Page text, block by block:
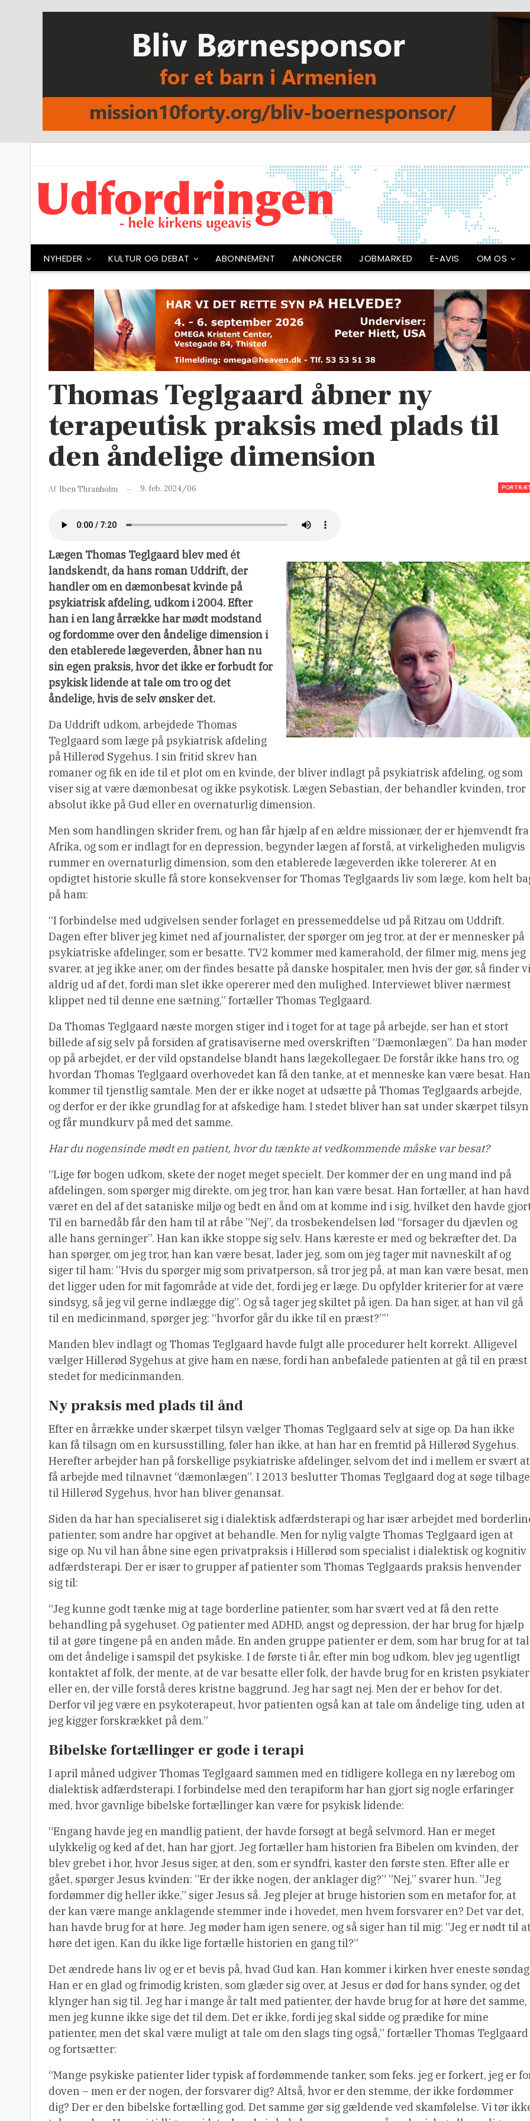
NYHEDER KULTUR OG DEBAT ABONNEMENT ANNONCER JOBMARKED E-AVIS OM OS
Thomas Teglgaard åbner ny
terapeutisk praksis med plads til
den åndelige dimension
Af Iben Thranholm 9. feb. 2024/06
Lægen Thomas Teglgaard blev med ét
landskendt, da hans roman Uddrift, der
handler om en dæmonbesat kvinde på
psykiatrisk afdeling, udkom i 2004. Efter
han i en lang årrække har mødt modstand
og fordomme over den åndelige dimension i
den etablerede lægeverden, åbner han nu
sin egen praksis, hvor det ikke er forbudt for
psykisk lidende at tale om tro og det
åndelige, hvis de selv ønsker det.
Da Uddrift udkom, arbejdede Thomas
Teglgaard som læge på psykiatrisk afdeling
på Hillerød Sygehus. I sin fritid skrev han
romaner og fik en ide til et plot om en kvinde, der bliver indlagt på psykiatrisk afdeling, og som
viser sig at være dæmonbesat og ikke psykotisk. Lægen Sebastian, der behandler kvinden, tror
absolut ikke på Gud eller en overnaturlig dimension.
Men som handlingen skrider frem, og han får hjælp af en ældre missionær, der er hjemvendt fra
Afrika, og som er indlagt for en depression, begynder lægen af forstå, at virkeligheden muligvis
rummer en overnaturlig dimension, som den etablerede lægeverden ikke tolererer. At en
opdigtet historie skulle få store konsekvenser for Thomas Teglgaards liv som læge, kom helt
på ham:
“I forbindelse med udgivelsen sender forlaget en pressemeddelse ud på Ritzau om Uddrift.
Dagen efter bliver jeg kimet ned af journalister, der spørger om jeg tror, at der er mennesker på
psykiatriske afdelinger, som er besatte. TV2 kommer med kamerahold, der filmer mig, mens jeg
svarer, at jeg ikke aner, om der findes besatte på danske hospitaler, men hvis der gør, så finder vi
aldrig ud af det, fordi man slet ikke opererer med den mulighed. Interviewet bliver nærmest
klippet ned til denne ene sætning,” fortæller Thomas Teglgaard.
Da Thomas Teglgaard næste morgen stiger ind i toget for at tage på arbejde, ser han et stort
billede af sig selv på forsiden af gratisaviserne med overskriften “Dæmonlægen”. Da han møder
op på arbejdet, er der vild opstandelse blandt hans lægekollegaer. De forstår ikke hans tro, og
hvordan Thomas Teglgaard overhovedet kan få den tanke, at et menneske kan være besat. Han
kommer til tjenstlig samtale. Men der er ikke noget at udsætte på Thomas Teglgaards arbejde,
og derfor er der ikke grundlag for at afskedige ham. I stedet bliver han sat under skærpet tilsyn
og får mundkurv på med det samme.
Har du nogensinde mødt en patient, hvor du tænkte at vedkommende måske var besat?
“Lige før bogen udkom, skete der noget meget specielt. Der kommer der en ung mand ind på
afdelingen, som spørger mig direkte, om jeg tror, han kan være besat. Han fortæller, at han
været en del af det sataniske miljø og bedt en ånd om at komme ind i sig, hvilket den havde
Til en barnedåb får den ham til at råbe ”Nej”, da trosbekendelsen lød “forsager du djævlen og
alle hans gerninger”. Han kan ikke stoppe sig selv. Hans kæreste er med og bekræfter det. Da
han spørger, om jeg tror, han kan være besat, lader jeg, som om jeg tager mit navneskilt af og
siger til ham: ”Hvis du spørger mig som privatperson, så tror jeg på, at man kan være besat, men
det ligger uden for mit fagområde at vide det, fordi jeg er læge. Du opfylder kriterier for at være
sindsyg, så jeg vil gerne indlægge dig”. Og så tager jeg skiltet på igen. Da han siger, at han vil gå
til en medicinmand, spørger jeg: “hvorfor går du ikke til en præst?””
Manden blev indlagt og Thomas Teglgaard havde fulgt alle procedurer helt korrekt. Alligevel
vælger Hillerød Sygehus at give ham en næse, fordi han anbefalede patienten at gå til en præst
stedet for medicinmanden.
Ny praksis med plads til ånd
Efter en årrække under skærpet tilsyn vælger Thomas Teglgaard selv at sige op. Da han ikke
kan få tilsagn om en kursusstilling, føler han ikke, at han har en fremtid på Hillerød Sygehus.
Herefter arbejder han på forskellige psykiatriske afdelinger, selvom det ind i mellem er svært at
få arbejde med tilnavnet “dæmonlægen”. I 2013 beslutter Thomas Teglgaard dog at søge tilbage
til Hillerød Sygehus, hvor han bliver genansat.
Siden da har han specialiseret sig i dialektisk adfærdsterapi og har især arbejdet med
patienter, som andre har opgivet at behandle. Men for nylig valgte Thomas Teglgaard igen at
sige op. Nu vil han åbne sine egen privatpraksis i Hillerød som specialist i dialektisk og kognitiv
adfærdsterapi. Der er især to grupper af patienter som Thomas Teglgaards praksis henvender
sig til:
“Jeg kunne godt tænke mig at tage borderline patienter, som har svært ved at få den rette
behandling på sygehuset. Og patienter med ADHD, angst og depression, der har brug for hjælp
til at gøre tingene på en anden måde. En anden gruppe patienter er dem, som har brug for at
om det åndelige i samspil det psykiske. I de første ti år, efter min bog udkom, blev jeg ugentligt
kontaktet af folk, der mente, at de var besatte eller folk, der havde brug for en kristen psykiater
eller en, der ville forstå deres kristne baggrund. Jeg har sagt nej. Men der er behov for det.
Derfor vil jeg være en psykoterapeut, hvor patienten også kan at tale om åndelige ting, uden at
jeg kigger forskrækket på dem.”
Bibelske fortællinger er gode i terapi
I april måned udgiver Thomas Teglgaard sammen med en tidligere kollega en ny lærebog om
dialektisk adfærdsterapi. I forbindelse med den terapiform har han gjort sig nogle erfaringer
med, hvor gavnlige bibelske fortællinger kan være for psykisk lidende:
“Engang havde jeg en mandlig patient, der havde forsøgt at begå selvmord. Han er meget
ulykkelig og ked af det, han har gjort. Jeg fortæller ham historien fra Bibelen om kvinden, der
blev grebet i hor, hvor Jesus siger, at den, som er syndfri, kaster den første sten. Efter alle er
gået, spørger Jesus kvinden: ”Er der ikke nogen, der anklager dig?” ”Nej,” svarer hun. ”Jeg
fordømmer dig heller ikke,” siger Jesus så. Jeg plejer at bruge historien som en metafor for, at
der kan være mange anklagende stemmer inde i hovedet, men hvem forsvarer en? Det var det,
han havde brug for at høre. Jeg møder ham igen senere, og så siger han til mig: ”Jeg er nødt til
høre det igen. Kan du ikke lige fortælle historien en gang til?”
Det ændrede hans liv og er et bevis på, hvad Gud kan. Han kommer i kirken hver eneste
Han er en glad og frimodig kristen, som glæder sig over, at Jesus er død for hans synder, og det
klynger han sig til. Jeg har i mange år talt med patienter, der havde brug for at høre det samme,
men jeg kunne ikke sige det til dem. Det er ikke, fordi jeg skal sidde og prædike for mine
patienter, men det skal være muligt at tale om den slags ting også,” fortæller Thomas Teglgaard
og fortsætter:
“Mange psykiske patienter lider typisk af fordømmende tanker, som feks. jeg er forkert, jeg er
doven – men er der nogen, der forsvarer dig? Altså, hvor er den stemme, der ikke fordømmer
dig? Der er den bibelske fortælling god. Det samme gør sig gældende ved skamfølelse. Vi tør